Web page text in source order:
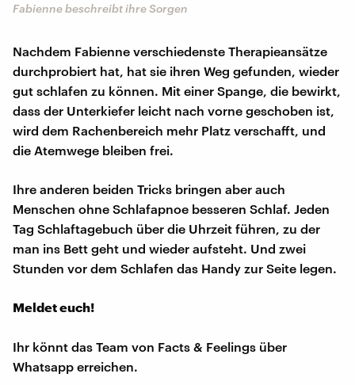
Fabienne beschreibt ihre Sorgen
Nachdem Fabienne verschiedenste Therapieansätze
durchprobiert hat, hat sie ihren Weg gefunden, wieder
gut schlafen zu können. Mit einer Spange, die bewirkt,
dass der Unterkiefer leicht nach vorne geschoben ist,
wird dem Rachenbereich mehr Platz verschafft, und
die Atemwege bleiben frei.
Ihre anderen beiden Tricks bringen aber auch
Menschen ohne Schlafapnoe besseren Schlaf. Jeden
Tag Schlaftagebuch über die Uhrzeit führen, zu der
man ins Bett geht und wieder aufsteht. Und zwei
Stunden vor dem Schlafen das Handy zur Seite legen.
Meldet euch!
Ihr könnt das Team von Facts & Feelings über
Whatsapp erreichen.